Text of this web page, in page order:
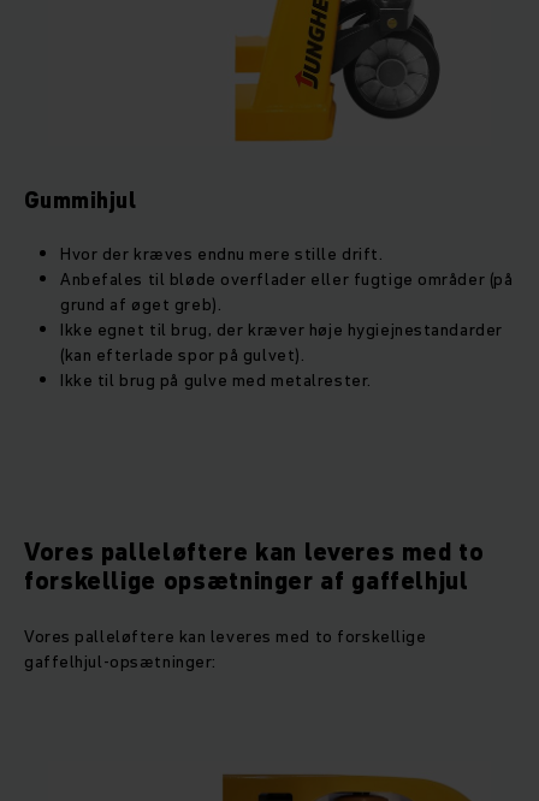
Gummihjul
Hvor der kræves endnu mere stille drift.
Anbefales til bløde overflader eller fugtige områder (på
grund af øget greb).
Ikke egnet til brug, der kræver høje hygiejnestandarder
(kan efterlade spor på gulvet).
Ikke til brug på gulve med metalrester.
Vores palleløftere kan leveres med to
forskellige opsætninger af gaffelhjul
Vores palleløftere kan leveres med to forskellige
gaffelhjul-opsætninger: